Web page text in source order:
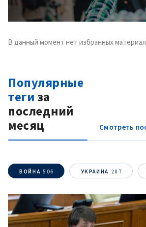
В данный момент нет избранных
Популярные
теги за
последний
месяц
Смотреть
ВОЙНА 506 УКРАИНА 287